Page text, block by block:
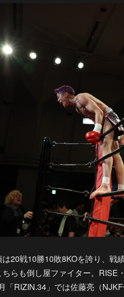
20戦10勝10敗8KOを誇り、戦
らも倒し屋ファイター。RISE
「RIZIN.34」では佐藤亮（